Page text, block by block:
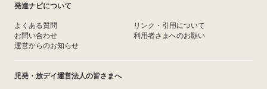
発達ナビについて
よくある質問
お問い合わせ
運営からのお知らせ
リンク・引用について
利用者さまへのお願い
児発・放デイ運営法人の皆さまへ